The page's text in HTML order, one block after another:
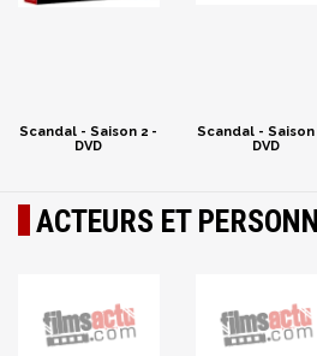
Scandal - Saison 2 -
DVD
Scandal - Saison
DVD
ACTEURS ET